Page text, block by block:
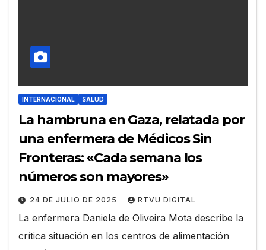
INTERNACIONAL SALUD
La hambruna en Gaza, relatada por
una enfermera de Médicos Sin
Fronteras: «Cada semana los
números son mayores»
24 DE JULIO DE 2025 RTVU DIGITAL
La enfermera Daniela de Oliveira Mota describe la
crítica situación en los centros de alimentación